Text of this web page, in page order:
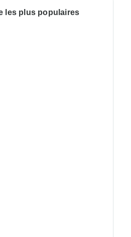
les plus populaires